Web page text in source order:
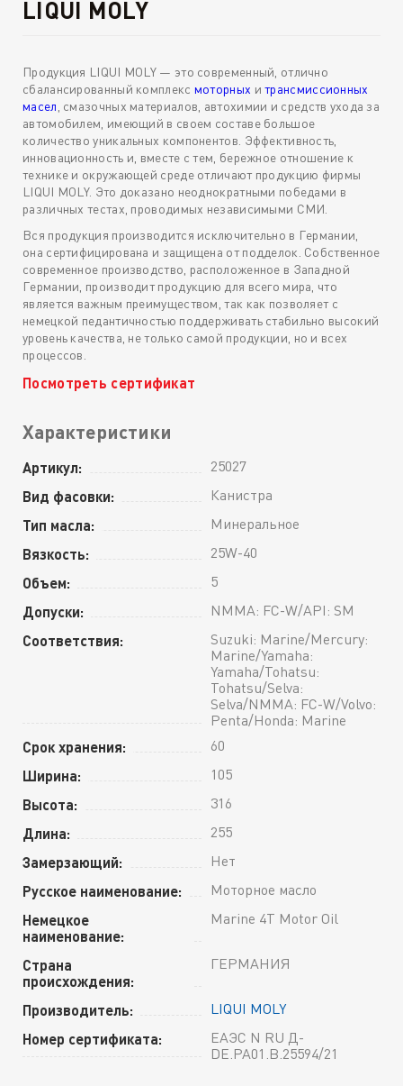
LIQUI MOLY
Продукция LIQUI MOLY — это современный, отлично
сбалансированный комплекс моторных итрансмиссионных
масел , смазочных материалов, автохимии и средств ухода за
автомобилем, имеющий в своем составе большое
количество уникальных компонентов. Эффективность,
инновационность и, вместе с тем, бережное отношение к
технике и окружающей среде отличают продукцию фирмы
LIQUI MOLY. Это доказано неоднократными победами в
различных тестах, проводимых независимыми СМИ.
Вся продукция производится исключительно в Германии,
она сертифицирована и защищена от подделок. Собственное
современное производство, расположенное в Западной
Германии, производит продукцию для всего мира, что
является важным преимуществом, так как позволяет с
немецкой педантичностью поддерживать стабильно высокий
уровень качества, не только самой продукции, но и всех
процессов.
Посмотреть сертификат
Характеристики
Артикул: 25027
Вид фасовки: Канистра
Тип масла: Минеральное
Вязкость: 25W-40
Объем: 5
Допуски: NMMA: FC-W/API: SM
Соответствия:
Suzuki: Marine/Mercury:
Marine/Yamaha:
Yamaha/Tohatsu:
Tohatsu/Selva:
Selva/NMMA: FC-W/Volvo:
Penta/Honda: Marine
Срок хранения: 60
Ширина: 105
Высота: 316
Длина: 255
Замерзающий: Нет
Русское наименование: Моторное масло
Немецкое
наименование:
Marine 4T Motor Oil
Страна
происхождения:
ГЕРМАНИЯ
Производитель: LIQUI MOLY
Номер сертификата:
ЕАЭС N RU Д-
DE.РА01.В.25594/21